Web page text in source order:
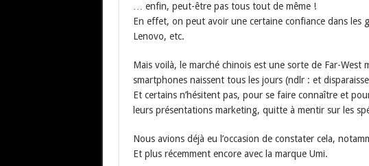
… enfin, peut-être pas tous tout de même !
En effet, on peut avoir une certaine confiance dans les
Lenovo, etc.
Mais voilà, le marché chinois est une sorte de Far-West
smartphones naissent tous les jours (ndlr : et
Et certains n’hésitent pas, pour se faire connaître et
leurs présentations marketing, quitte à mentir sur les
Nous avions déjà eu l’occasion de constater cela,
Et plus récemment encore avec la marque Umi.